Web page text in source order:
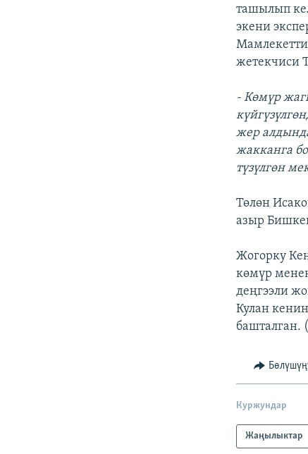
ташылып
экени
жетекчиси
- Көмүр
жер
жакканга
түзүлгөн
Төлөн
азыр
Жогорку
көмүр
деңгээли
Кулан
башталган.
Куржундар
Жаңылыктар